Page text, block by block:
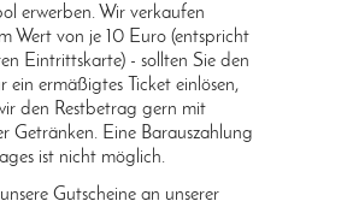
erwerben. Wir verkaufen
Wert von je 10 Euro (entspricht
Eintrittskarte) - sollten Sie den
ein ermäßigtes Ticket einlösen,
den Restbetrag gern mit
Getränken. Eine Barauszahlung
ist nicht möglich.
Gutscheine an unserer